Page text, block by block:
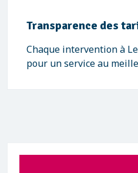
Transparence des
Chaque intervention à
pour un service au